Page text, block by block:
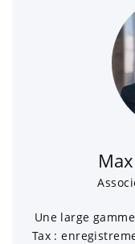
Une large
Tax :